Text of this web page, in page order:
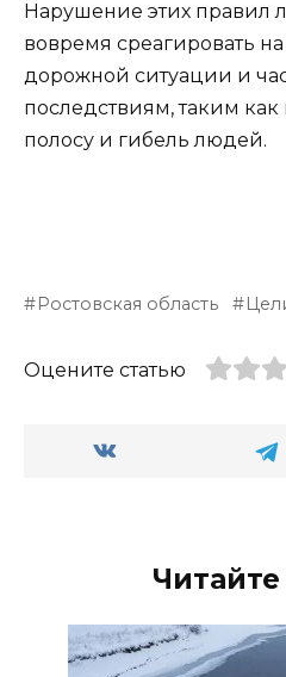
Нарушение этих правил
вовремя среагировать
дорожной ситуации и
последствиям, таким
полосу и гибель людей.
Ростовская область
Оцените статью